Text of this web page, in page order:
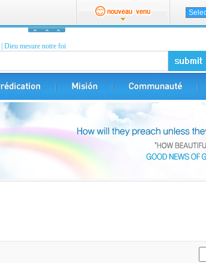
Dieu mesure notre foi